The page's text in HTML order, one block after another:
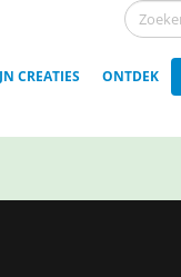
CREATIES ONTDEK